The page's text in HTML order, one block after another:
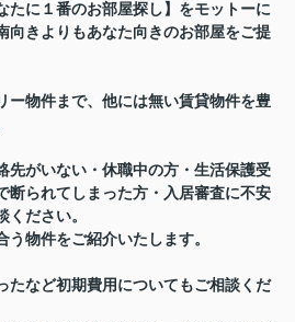
たに１番のお部屋探し】をモットーに
向きよりもあなた向きのお部屋をご提
ー物件まで、他には無い賃貸物件を豊
先がいない・休職中の方・生活保護受
断られてしまった方・入居審査に不安
ください。
物件をご紹介いたします。
たなど初期費用についてもご相談くだ